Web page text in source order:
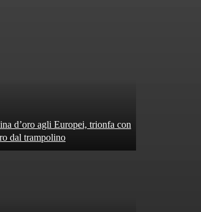
d’oro agli Europei, trionfa con
dal trampolino